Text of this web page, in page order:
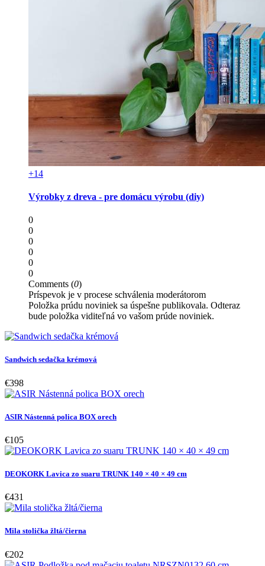
+14
Výrobky z dreva - pre domácu výrobu (diy)
0
0
0
0
0
0
Comments (0)
Príspevok je v procese schválenia moderátorom
Položka prúdu noviniek sa úspešne publikovala. Odteraz
bude položka viditeľná vo vašom prúde noviniek.
Sandwich sedačka krémová
€398
ASIR Nástenná polica BOX orech
€105
DEOKORK Lavica zo suaru TRUNK 140 × 40 × 49 cm
€431
Mila stolička žltá/čierna
€202